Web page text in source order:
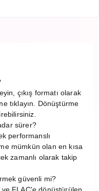
çıkış formatı olarak
tıklayın. Dönüştürme
sürer?
performanslı
mümkün olan en kısa
zamanlı olarak takip
güvenli mi?
FLAC'e dönüştürülen